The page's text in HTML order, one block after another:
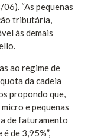
“As pequenas
tributária,
às demais
ao regime de
da cadeia
propondo que,
e pequenas
de faturamento
de 3,95%”,